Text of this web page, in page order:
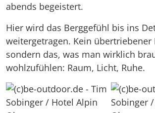
abends begeistert.
Hier wird das Berggefühl bis ins
weitergetragen. Kein übertriebener
sondern das, was man wirklich
wohlzufühlen: Raum, Licht, Ruhe.